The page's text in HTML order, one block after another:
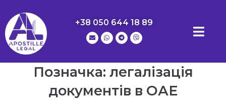
+38 050 644 18 89
Позначка: легалізація
документів в ОАЕ